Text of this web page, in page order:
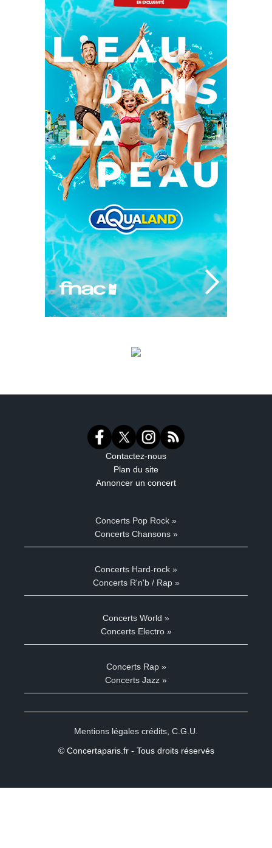
Contactez-nous
Plan du site
Annoncer un concert
Concerts Pop Rock »
Concerts Chansons »
Concerts Hard-rock »
Concerts R'n'b / Rap »
Concerts World »
Concerts Electro »
Concerts Rap »
Concerts Jazz »
Mentions légales crédits, C.G.U.
© Concertaparis.fr - Tous droits réservés